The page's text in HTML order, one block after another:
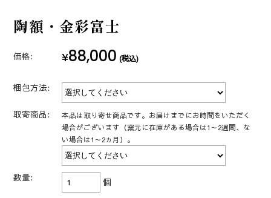
陶額・金彩富士
価格: ¥88,000 (税込)
梱包方法:
取寄商品:
本品は取り寄せ商品です。お届けまでにお時間をいただく
場合がございます（窯元に在庫がある場合は1～2週間、な
い場合は1～2ヵ月）。
数量: 個